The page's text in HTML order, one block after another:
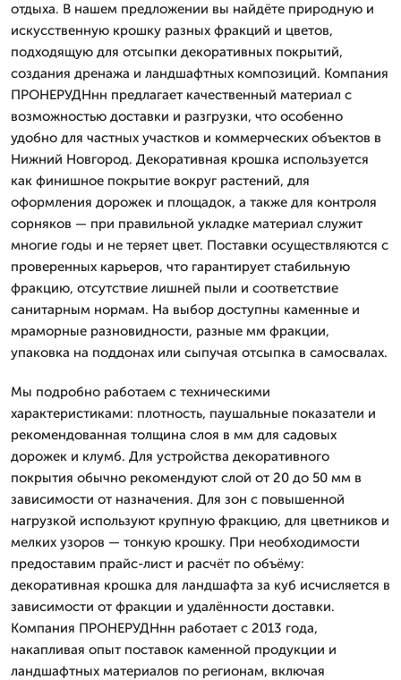
отдыха. В нашем предложении вы найдёте природную и
искусственную крошку разных фракций и цветов,
подходящую для отсыпки декоративных покрытий,
создания дренажа и ландшафтных композиций. Компания
ПРОНЕРУДНнн предлагает качественный материал с
возможностью доставки и разгрузки, что особенно
удобно для частных участков и коммерческих объектов в
Нижний Новгород. Декоративная крошка используется
как финишное покрытие вокруг растений, для
оформления дорожек и площадок, а также для контроля
сорняков — при правильной укладке материал служит
многие годы и не теряет цвет. Поставки осуществляются с
проверенных карьеров, что гарантирует стабильную
фракцию, отсутствие лишней пыли и соответствие
санитарным нормам. На выбор доступны каменные и
мраморные разновидности, разные мм фракции,
упаковка на поддонах или сыпучая отсыпка в самосвалах.
Мы подробно работаем с техническими
характеристиками: плотность, паушальные показатели и
рекомендованная толщина слоя в мм для садовых
дорожек и клумб. Для устройства декоративного
покрытия обычно рекомендуют слой от 20 до 50 мм в
зависимости от назначения. Для зон с повышенной
нагрузкой используют крупную фракцию, для цветников и
мелких узоров — тонкую крошку. При необходимости
предоставим прайс-лист и расчёт по объёму:
декоративная крошка для ландшафта за куб исчисляется в
зависимости от фракции и удалённости доставки.
Компания ПРОНЕРУДНнн работает с 2013 года,
накапливая опыт поставок каменной продукции и
ландшафтных материалов по регионам, включая